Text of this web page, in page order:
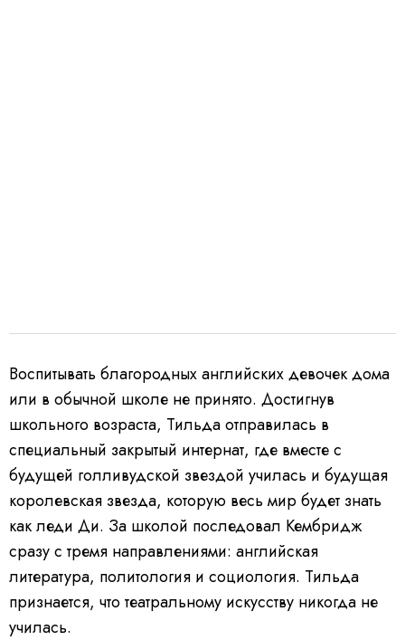
Воспитывать благородных английских девочек дома
или в обычной школе не принято. Достигнув
школьного возраста, Тильда отправилась в
специальный закрытый интернат, где вместе с
будущей голливудской звездой училась и будущая
королевская звезда, которую весь мир будет знать
как леди Ди. За школой последовал Кембридж
сразу с тремя направлениями: английская
литература, политология и социология. Тильда
признается, что театральному искусству никогда не
училась.